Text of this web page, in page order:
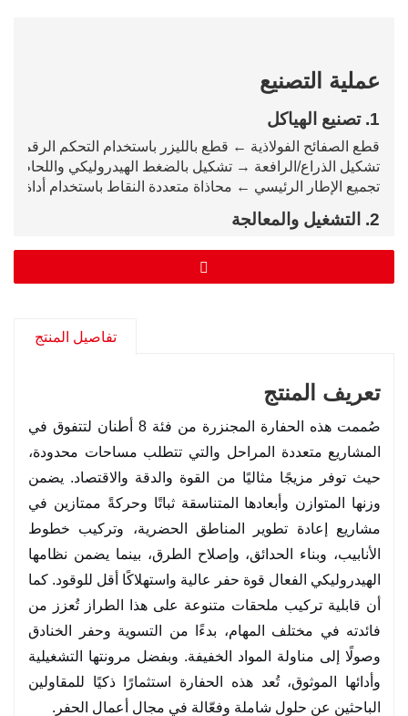
عملية التصنيع
1. تصنيع الهياكل
قطع الصفائح الفولاذية ← قطع بالليزر باستخدام التحكم الرقمي
تشكيل الذراع/الرافعة → تشكيل بالضغط الهيدروليكي واللحام
تجميع الإطار الرئيسي ← محاذاة متعددة النقاط باستخدام أداة
2. التشغيل والمعالجة
حفر نقاط المفصلات ← مركز تشغيل CNC
المعالجة الحرارية → تصلب المسامير والبطانات وأجزاء التآكل
توجيه الخراطيم مع أكمام واقية من التآكل
4. الطلاء ومعالجة الأسطح
السفع بالخردق → يزيل طبقات الأكسيد
طبقة أساسية ← حماية من التآكل
الطبقة العلوية ← بولي يوريثان صناعي
5. التجميع النهائي والاختبار
تركيب النظام الكهربائي
تجميع المقصورة واختبار السلامة
اختبار تسرب الزيت الهيدروليكي تحت ضغط 30-32 ميجا باسكال
محاكاة العمليات الوظيفية (الحفر، التأرجح، الحركة)
تفاصيل المنتج
تعريف المنتج
صُممت هذه الحفارة المجنزرة من فئة 8 أطنان لتتفوق في
المشاريع متعددة المراحل والتي تتطلب مساحات محدودة،
حيث توفر مزيجًا مثاليًا من القوة والدقة والاقتصاد. يضمن
وزنها المتوازن وأبعادها المتناسقة ثباتًا وحركةً ممتازين في
مشاريع إعادة تطوير المناطق الحضرية، وتركيب خطوط
الأنابيب، وبناء الحدائق، وإصلاح الطرق، بينما يضمن نظامها
الهيدروليكي الفعال قوة حفر عالية واستهلاكًا أقل للوقود. كما
أن قابلية تركيب ملحقات متنوعة على هذا الطراز تُعزز من
فائدته في مختلف المهام، بدءًا من التسوية وحفر الخنادق
وصولًا إلى مناولة المواد الخفيفة. وبفضل مرونتها التشغيلية
وأدائها الموثوق، تُعد هذه الحفارة استثمارًا ذكيًا للمقاولين
الباحثين عن حلول شاملة وفعّالة في مجال أعمال الحفر.